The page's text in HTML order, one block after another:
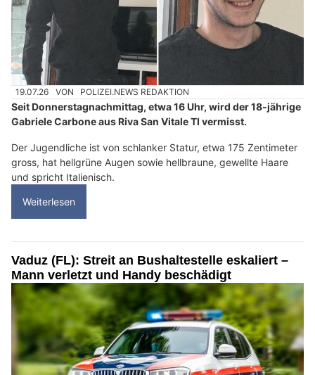
19.07.26 VON POLIZEI.NEWS REDAKTION
Seit Donnerstagnachmittag, etwa 16 Uhr, wird der 18-jährige
Gabriele Carbone aus Riva San Vitale TI vermisst.
Der Jugendliche ist von schlanker Statur, etwa 175 Zentimeter
gross, hat hellgrüne Augen sowie hellbraune, gewellte Haare
und spricht Italienisch.
Weiterlesen
Vaduz (FL): Streit an Bushaltestelle eskaliert –
Mann verletzt und Handy beschädigt